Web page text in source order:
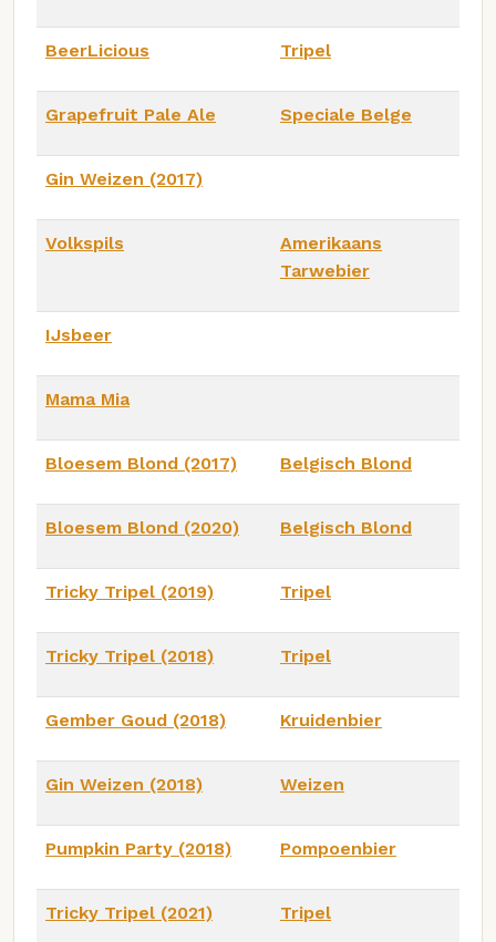
BeerLicious Tripel
Grapefruit Pale Ale Speciale Belge
Gin Weizen (2017)
Volkspils
Amerikaans
Tarwebier
IJsbeer
Mama Mia
Bloesem Blond (2017) Belgisch Blond
Bloesem Blond (2020) Belgisch Blond
Tricky Tripel (2019) Tripel
Tricky Tripel (2018) Tripel
Gember Goud (2018) Kruidenbier
Gin Weizen (2018) Weizen
Pumpkin Party (2018) Pompoenbier
Tricky Tripel (2021) Tripel